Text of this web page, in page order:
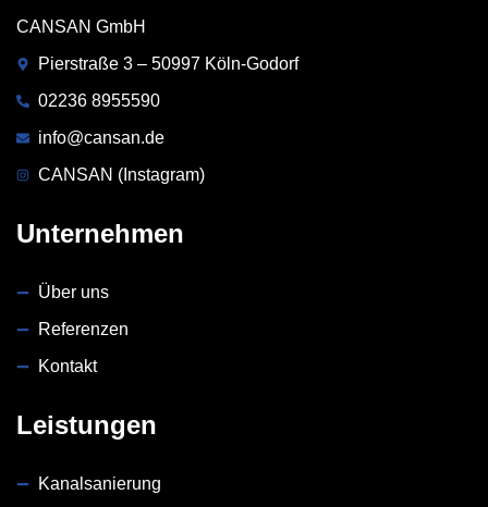
CANSAN GmbH
Pierstraße 3 – 50997 Köln-Godorf
02236 8955590
info@cansan.de
CANSAN (Instagram)
Unternehmen
Über uns
Referenzen
Kontakt
Leistungen
Kanalsanierung